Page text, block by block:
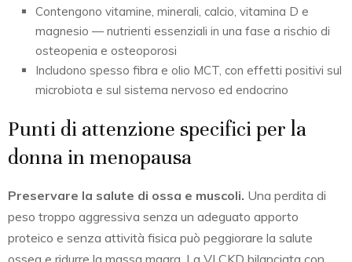
Contengono vitamine, minerali, calcio, vitamina D e
magnesio — nutrienti essenziali in una fase a rischio di
osteopenia e osteoporosi
Includono spesso fibra e olio MCT, con effetti positivi sul
microbiota e sul sistema nervoso ed endocrino
Punti di attenzione specifici per la
donna in menopausa
Preservare la salute di ossa e muscoli. Una perdita di
peso troppo aggressiva senza un adeguato apporto
proteico e senza attività fisica può peggiorare la salute
ossea e ridurre la massa magra. La VLCKD bilanciata con